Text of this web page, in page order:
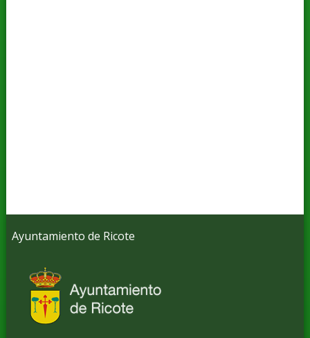
Ayuntamiento de Ricote